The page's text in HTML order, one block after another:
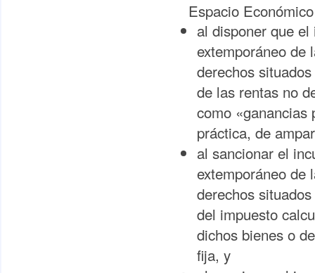
Espacio
al disponer que
extemporáneo de
derechos
de las rentas no
como «ganancias
práctica, de
al sancionar el
extemporáneo de
derechos
del impuesto
dichos bienes o
fija, y